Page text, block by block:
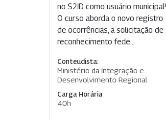
no S2ID como usuário municipal!
O curso aborda o novo registro
de ocorrências, a solicitação de
reconhecimento fede...
Conteudista:
Ministério da Integração e
Desenvolvimento Regional
Carga Horária
40h